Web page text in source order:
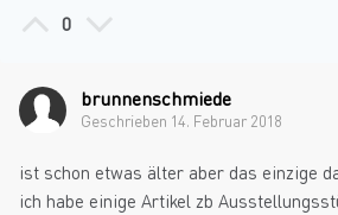
0
brunnenschmiede
Geschrieben 14. Februar 2018
ist schon etwas älter aber das einzige
ich habe einige Artikel zb